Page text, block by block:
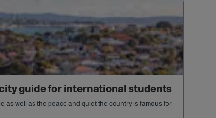
guide for international students
as well as the peace and quiet the country is famous for.